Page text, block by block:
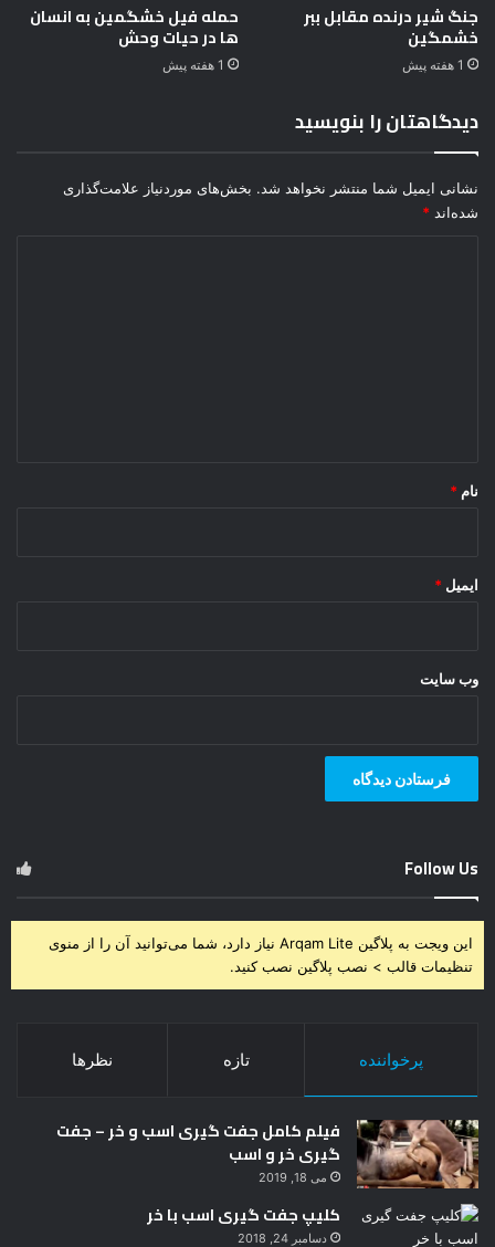
ی
ب
د
س
ت
ا
ت
ا
ز
ق
ا
جنگ شیر درنده مقابل ببر
خشمگین
1 هفته پیش
حمله فیل خشگمین به انسان
ها در حیات وحش
1 هفته پیش
دیدگاهتان را بنویسید
نشانی ایمیل شما منتشر نخواهد شد. بخش‌های موردنیاز علامت‌گذاری
شده‌اند *
نام *
ایمیل *
وب‌ سایت
Follow Us
این ویجت به پلاگین Arqam Lite نیاز دارد، شما می‌توانید آن را از منوی
تنظیمات قالب > نصب پلاگین نصب کنید.
پرخواننده تازه نظرها
فیلم کامل جفت گیری اسب و خر – جفت
گیری خر و اسب
می 18, 2019
کلیپ جفت گیری اسب با خر
دسامبر 24, 2018